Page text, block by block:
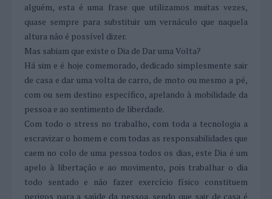
alguém, esta é uma frase que utilizamos muitas vezes,
quase sempre para substituir um vernáculo que naquela
altura não é possível dizer.
Mas sabiam que existe o Dia de Dar uma Volta?
Há sim e é hoje comemorado, dedicado simplesmente sair
de casa e dar uma volta de carro, de moto ou mesmo a pé,
com ou sem destino específico, apelando à mobilidade da
pessoa e ao sentimento de liberdade.
Com todo o stress no trabalho, com toda a tecnologia a
escravizar o homem e com todas as responsabilidades que
caem no colo de uma pessoa todos os dias, este Dia é um
apelo à libertação e ao movimento, pois trabalhar o dia
todo sentado e não fazer exercício físico constituem
perigos para a saúde da pessoa, sendo que sair de casa é